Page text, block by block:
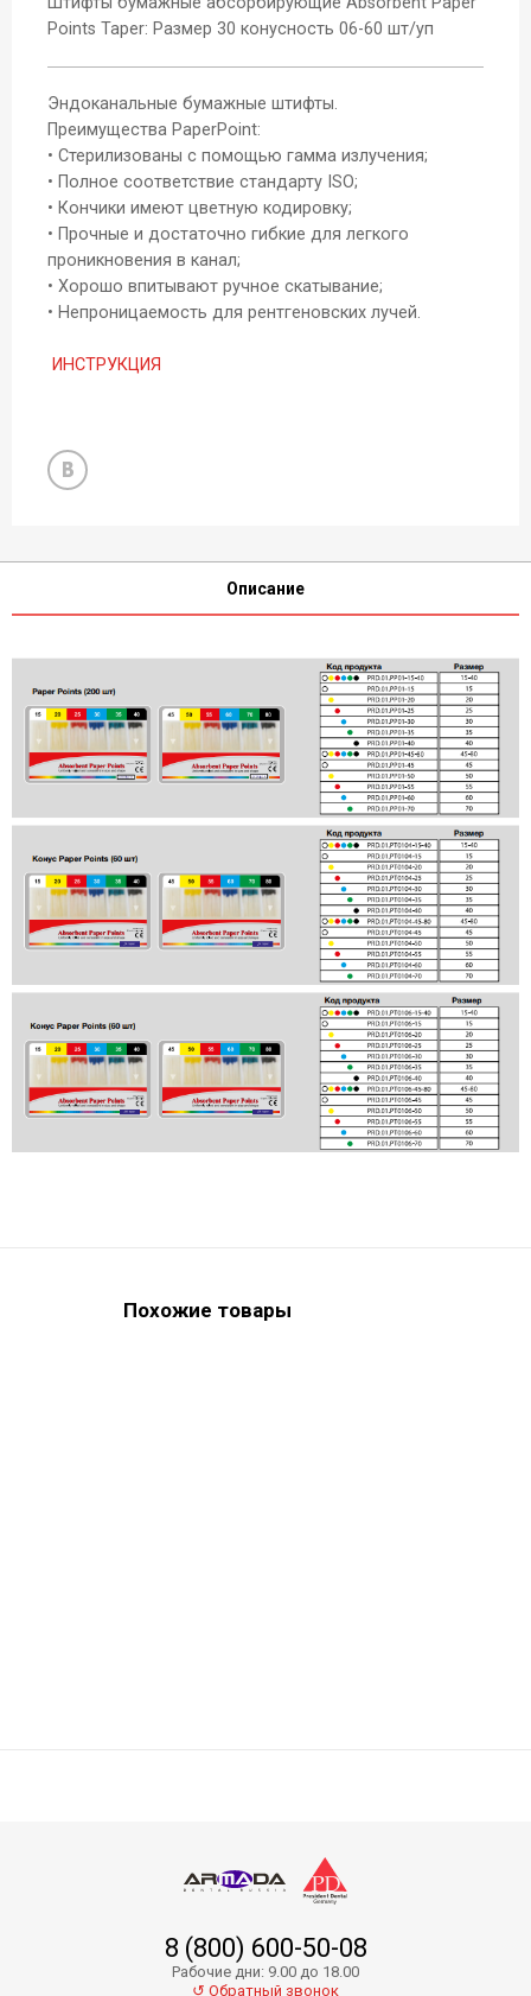
Points Taper: Размер 30 конусность 06-60 шт/уп
Эндоканальные бумажные штифты.
Преимущества PaperPoint:
• Стерилизованы с помощью гамма излучения;
• Полное соответствие стандарту ISO;
• Кончики имеют цветную кодировку;
• Прочные и достаточно гибкие для легкого
проникновения в канал;
• Хорошо впитывают ручное скатывание;
• Непроницаемость для рентгеновских лучей.
ИНСТРУКЦИЯ
Описание
Похожие товары
Absorbent Paper Points PP01-35
8 (800) 600-50-08
Рабочие дни: 9.00 до 18.00
↺ Обратный звонок